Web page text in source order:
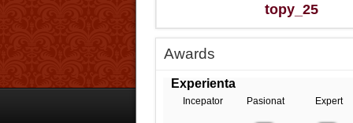
topy_25
Awards
Experienta
Incepator Pasionat Expert